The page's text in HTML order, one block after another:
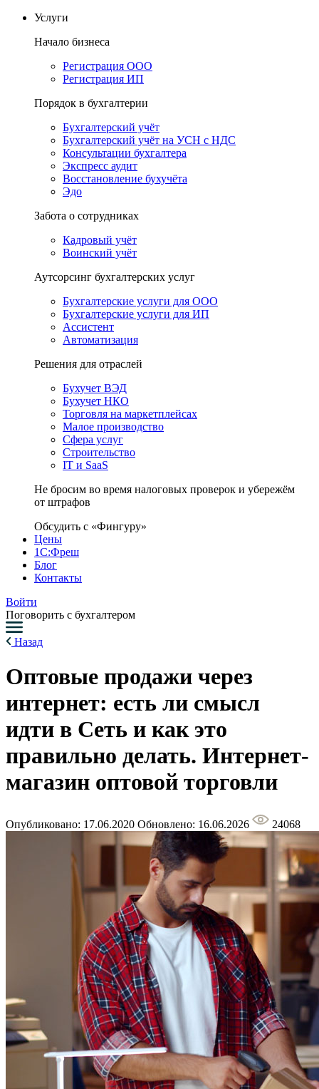
Услуги
Начало бизнеса
Регистрация ООО
Регистрация ИП
Порядок в бухгалтерии
Бухгалтерский учёт
Бухгалтерский учёт на УСН с НДС
Консультации бухгалтера
Экспресс аудит
Восстановление бухучёта
Эдо
Забота о сотрудниках
Кадровый учёт
Воинский учёт
Аутсорсинг бухгалтерских услуг
Бухгалтерские услуги для ООО
Бухгалтерские услуги для ИП
Ассистент
Автоматизация
Решения для отраслей
Бухучет ВЭД
Бухучет НКО
Торговля на маркетплейсах
Малое производство
Сфера услуг
Строительство
IT и SaaS
Не бросим во время налоговых проверок и убережём
от штрафов
Обсудить с «Фингуру»
Цены
1С:Фреш
Блог
Контакты
Войти
Поговорить с бухгалтером
Назад
Оптовые продажи через
интернет: есть ли смысл
идти в Сеть и как это
правильно делать. Интернет-
магазин оптовой торговли
Опубликовано: 17.06.2020 Обновлено: 16.06.2026 24068